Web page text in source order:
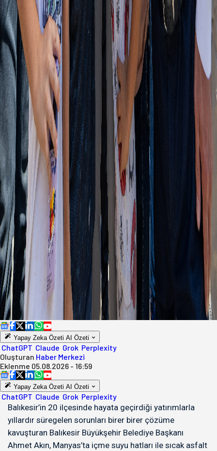
Yapay Zeka Özeti AI Özeti
ChatGPT Claude Grok Perplexity
Oluşturan Haber Merkezi
Eklenme 05.08.2026 - 16:59
Yapay Zeka Özeti AI Özeti
ChatGPT Claude Grok Perplexity
Balıkesir’in 20 ilçesinde hayata geçirdiği yatırımlarla
yıllardır süregelen sorunları birer birer çözüme
kavuşturan Balıkesir Büyükşehir Belediye Başkanı
Ahmet Akın, Manyas’ta içme suyu hatları ile sıcak asfalt